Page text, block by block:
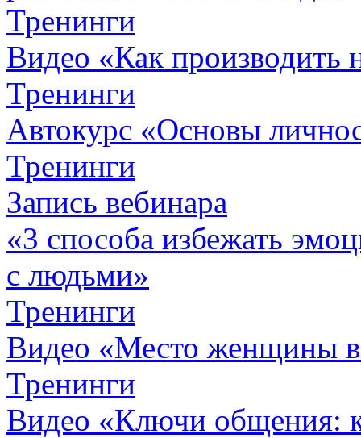
Тренинги
Видео «Как производить
Тренинги
Автокурc «Основы
Тренинги
Запись вебинара
«3 способа избежать
с людьми»
Тренинги
Видео «Место женщины
Тренинги
Видео «Ключи общения: